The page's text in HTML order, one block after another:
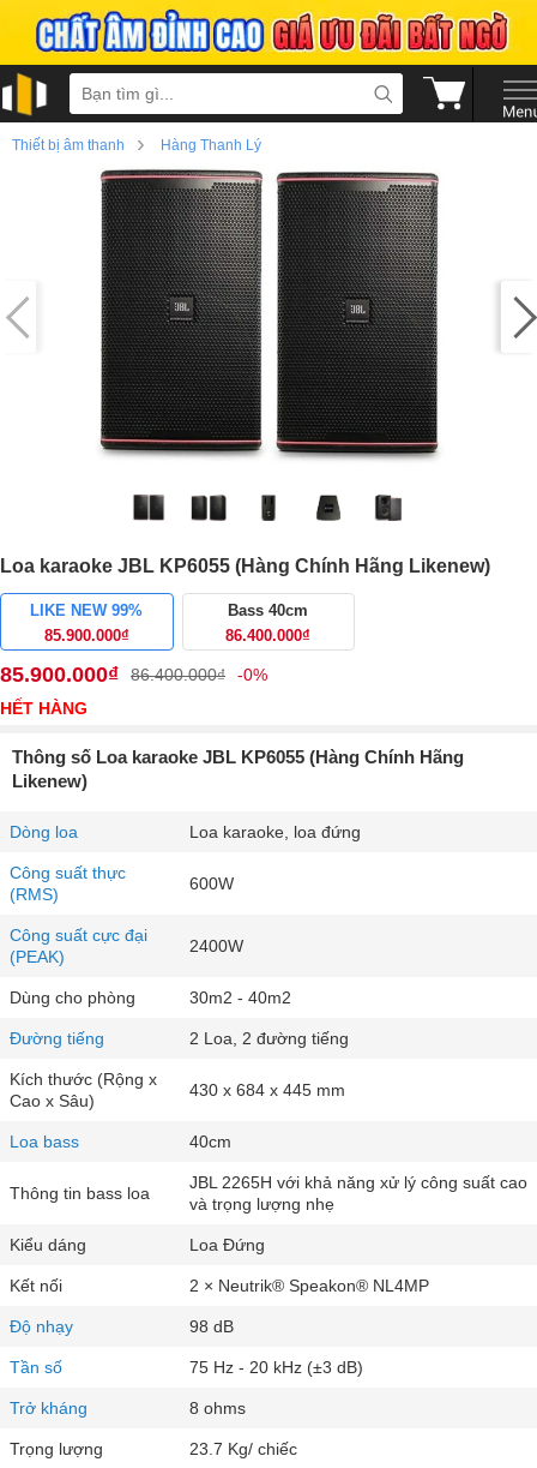
Thiết bị âm thanh › Hàng Thanh Lý
Loa karaoke JBL KP6055 (Hàng Chính Hãng Likenew)
LIKE NEW 99%
85.900.000₫
Bass 40cm
86.400.000₫
85.900.000₫ 86.400.000₫
-0%
HẾT HÀNG
Thông số Loa karaoke JBL KP6055 (Hàng Chính Hãng
Likenew)
Dòng loa Loa karaoke, loa đứng
Công suất thực
(RMS)
600W
Công suất cực đại
(PEAK)
2400W
Dùng cho phòng 30m2 - 40m2
Đường tiếng 2 Loa, 2 đường tiếng
Kích thước (Rộng x
Cao x Sâu)
430 x 684 x 445 mm
Loa bass 40cm
Thông tin bass loa
JBL 2265H với khả năng xử lý công suất cao
và trọng lượng nhẹ
Kiểu dáng Loa Đứng
Kết nối 2 × Neutrik® Speakon® NL4MP
Độ nhạy 98 dB
Tần số 75 Hz - 20 kHz (±3 dB)
Trở kháng 8 ohms
Trọng lượng 23.7 Kg/ chiếc